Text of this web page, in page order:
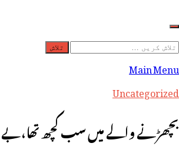
تلاش
کریں
برائے:
Main Menu
Uncategorized
بچھڑنے والے میں سب کچھ تھا،بے